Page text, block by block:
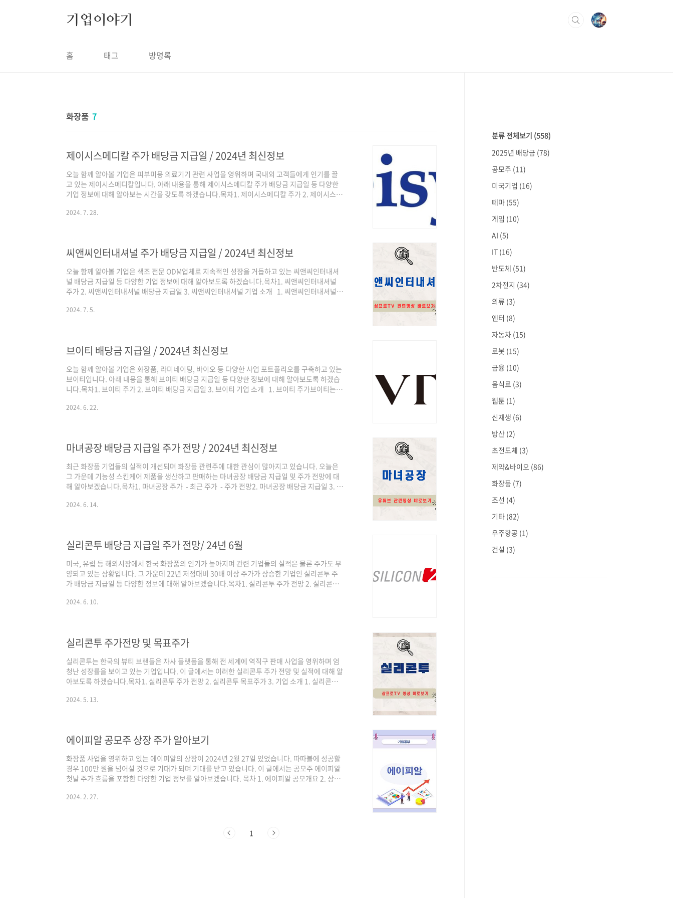
기업이야기
홈 태그 방명록
화장품 7
제이시스메디칼 주가 배당금 지급일 / 2024년 최신정보
오늘 함께 알아볼 기업은 피부미용 의료기기 관련 사업을 영위하며 국내외 고객들에게 인기를 끌
고 있는 제이시스메디칼입니다. 아래 내용을 통해 제이시스메디칼 주가 배당금 지급일 등 다양한
기업 정보에 대해 알아보는 시간을 갖도록 하겠습니다.목차1. 제이시스메디칼 주가 2. 제이시스메
를 살펴보면 2020년 이후 꾸준히 우상향 하며 좋은 모습을 이어가고 있는 것을 확인할 수 있습니
2024. 7. 28.
씨앤씨인터내셔널 주가 배당금 지급일 / 2024년 최신정보
오늘 함께 알아볼 기업은 색조 전문 ODM업체로 지속적인 성장을 거듭하고 있는 씨앤씨인터내셔
널 배당금 지급일 등 다양한 기업 정보에 대해 알아보도록 하겠습니다.목차1. 씨앤씨인터내셔널
주가 2. 씨앤씨인터내셔널 배당금 지급일 3. 씨앤씨인터내셔널 기업 소개 1. 씨앤씨인터내셔널
성장의 상승과 K-뷰티 이슈로 부각을 받으며 지속적으로 우상향 하고 있습니다.특히 최근 들어 화
2024. 7. 5.
브이티 배당금 지급일 / 2024년 최신정보
오늘 함께 알아볼 기업은 화장품, 라미네이팅, 바이오 등 다양한 사업 포트폴리오를 구축하고 있는
브이티입니다. 아래 내용을 통해 브이티 배당금 지급일 등 다양한 정보에 대해 알아보도록 하겠습
니다.목차1. 브이티 주가 2. 브이티 배당금 지급일 3. 브이티 기업 소개 1. 브이티 주가브이티는 코
못한 모습을 보였습니다.그러나 2023년부터 화장품 산업에 대한 전망이 밝아졌고, 2024년 들어
2024. 6. 22.
마녀공장 배당금 지급일 주가 전망 / 2024년 최신정보
최근 화장품 기업들의 실적이 개선되며 화장품 관련주에 대한 관심이 많아지고 있습니다. 오늘은
그 가운데 기능성 스킨케어 제품을 생산하고 판매하는 마녀공장 배당금 지급일 및 주가 전망에 대
해 알아보겠습니다.목차1. 마녀공장 주가 - 최근 주가 - 주가 전망2. 마녀공장 배당금 지급일 3. 마
일 53,000원의 가격을 형성한 이후 2024년 4월 19일까지 지속적으로 하락하며 고점대비 1/3 수
2024. 6. 14.
실리콘투 배당금 지급일 주가 전망/ 24년 6월
미국, 유럽 등 해외시장에서 한국 화장품의 인기가 높아지며 관련 기업들의 실적은 물론 주가도 부
양되고 있는 상황입니다. 그 가운데 22년 저점대비 30배 이상 주가가 상승한 기업인 실리콘투 주
가 배당금 지급일 등 다양한 정보에 대해 알아보겠습니다.목차1. 실리콘투 주가 전망 2. 실리콘투
들어 엄청난 수익률을 보이고 있습니다. 2024년 2월 1일 7,740원 저점을 기준으로 24년 6월 10
2024. 6. 10.
실리콘투 주가전망 및 목표주가
실리콘투는 한국의 뷰티 브랜들은 자사 플랫폼을 통해 전 세계에 역직구 판매 사업을 영위하며 엄
청난 성장률을 보이고 있는 기업입니다. 이 글에서는 이러한 실리콘투 주가 전망 및 실적에 대해 알
아보도록 하겠습니다.목차1. 실리콘투 주가 전망 2. 실리콘투 목표주가 3. 기업 소개 1. 실리콘투
격한 주가 상승이 이어지며 2024년 5월 9일 종가기준 20,200원까지 상승하는 모습을 보였습니
2024. 5. 13.
에이피알 공모주 상장 주가 알아보기
화장품 사업을 영위하고 있는 에이피알의 상장이 2024년 2월 27일 있었습니다. 따따블에 성공할
경우 100만 원을 넘어설 것으로 기대가 되며 기대를 받고 있습니다. 이 글에서는 공모주 에이피알
첫날 주가 흐름을 포함한 다양한 기업 정보를 알아보겠습니다. 목차 1. 에이피알 공모개요 2. 상장
증권 기관 경쟁률 → 663.18:1 일반청약 경쟁률 → 1112.43:1 희망공모가밴드 → 200,000원 확
2024. 2. 27.
1
분류 전체보기 (558)
2025년 배당금 (78)
공모주 (11)
미국기업 (16)
테마 (55)
게임 (10)
AI (5)
IT (16)
반도체 (51)
2차전지 (34)
의류 (3)
엔터 (8)
자동차 (15)
로봇 (15)
금융 (10)
음식료 (3)
웹툰 (1)
신재생 (6)
방산 (2)
초전도체 (3)
제약&바이오 (86)
화장품 (7)
조선 (4)
기타 (82)
우주항공 (1)
건설 (3)